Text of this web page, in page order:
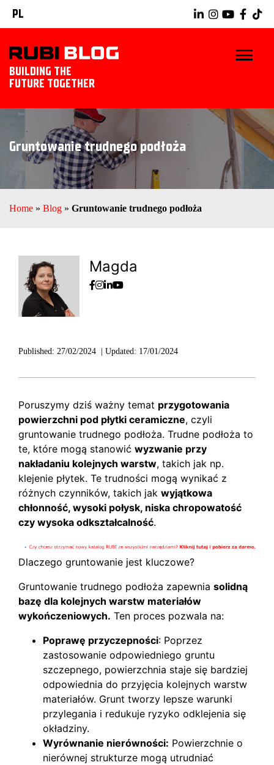
PL
BUILDING THE
FUTURE TOGETHER
WSKAZÓWKI I PORADY
NARZĘDZIA RUBI
POZNAJ RUBI
Gruntowanie trudnego podłoża
Home » Blog » Gruntowanie trudnego podłoża
Magda
Published: 27/02/2024 Updated: 17/01/2024
Poruszymy dziś ważny temat przygotowania
powierzchni pod płytki ceramiczne, czyli
gruntowanie trudnego podłoża. Trudne podłoża to
te, które mogą stanowić wyzwanie przy
nakładaniu kolejnych warstw, takich jak np.
klejenie płytek. Te trudności mogą wynikać z
różnych czynników, takich jak wyjątkowa
chłonność, wysoki połysk, niska chropowatość
czy wysoka odkształcalność.
Dlaczego gruntowanie jest kluczowe?
Gruntowanie trudnego podłoża zapewnia solidną
bazę dla kolejnych warstw materiałów
wykończeniowych. Ten proces pozwala na:
Poprawę przyczepności: Poprzez
zastosowanie odpowiedniego gruntu
szczepnego, powierzchnia staje się bardziej
odpowiednia do przyjęcia kolejnych warstw
materiałów. Grunt tworzy lepsze warunki
przylegania i redukuje ryzyko odklejenia się
okładziny.
Wyrównanie nierówności: Powierzchnie o
nierównej strukturze mogą utrudniać